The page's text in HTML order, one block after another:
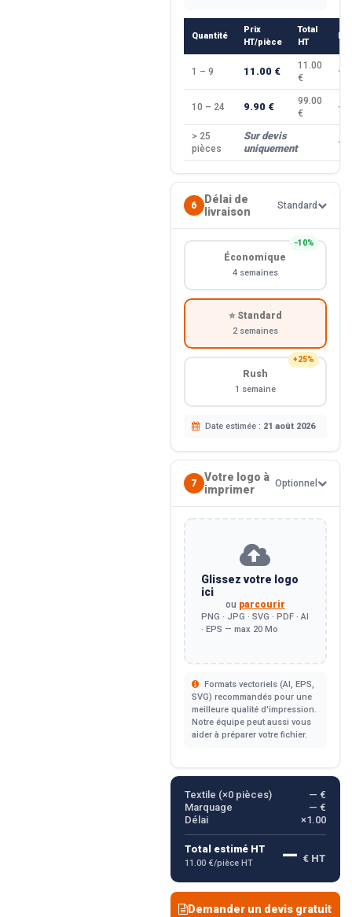
Quantité
Prix
HT/pièce
Total
HT
1 – 9 11.00 €
11.00
€
—
10 – 24 9.90 €
99.00
€
> 25
pièces
Sur devis
uniquement
—
6
Délai de
livraison
Standard
−10%
Économique
4 semaines
⭐ Standard
2 semaines
+25%
Rush
1 semaine
Date estimée : 21 août 2026
7
Votre logo à
imprimer
Optionnel
Glissez votre logo
ici
ou parcourir
PNG · JPG · SVG · PDF · AI
· EPS — max 20 Mo
Formats vectoriels (AI, EPS,
SVG) recommandés pour une
meilleure qualité d'impression.
Notre équipe peut aussi vous
aider à préparer votre fichier.
Textile (×0pièces)
— €
Marquage
— €
Délai
×1.00
Total estimé HT
11.00 €/pièce HT — € HT
Demander un devis gratuit